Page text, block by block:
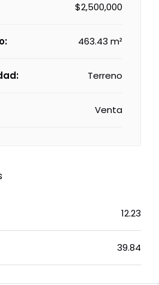
$2,500,000
463.43 m²
Terreno
Venta
12.23
39.84